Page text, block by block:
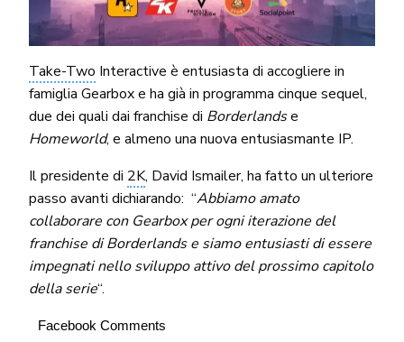
Take-Two Interactive è entusiasta di accogliere in
famiglia Gearbox e ha già in programma cinque sequel,
due dei quali dai franchise di Borderlandse
Homeworld, e almeno una nuova entusiasmante IP.
Il presidente di 2K, David Ismailer, ha fatto un ulteriore
passo avanti dichiarando: “Abbiamo amato
collaborare con Gearbox per ogni iterazione del
franchise di Borderlands e siamo entusiasti di essere
impegnati nello sviluppo attivo del prossimo capitolo
della serie“.
Facebook Comments